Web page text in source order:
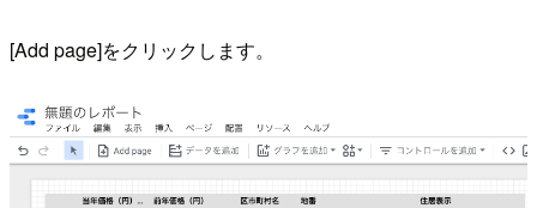
[Add page]をクリックします。